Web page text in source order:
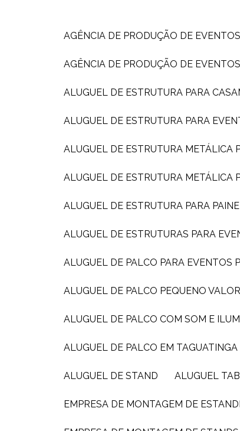
AGÊNCIA DE PRODUÇÃO DE EVENTOS
AGÊNCIA DE PRODUÇÃO DE
ALUGUEL DE ESTRUTURA PARA
ALUGUEL DE ESTRUTURA PARA
ALUGUEL DE ESTRUTURA METÁLICA
ALUGUEL DE ESTRUTURA
ALUGUEL DE ESTRUTURA PARA
ALUGUEL DE ESTRUTURAS PARA
ALUGUEL DE PALCO PARA EVENTOS
ALUGUEL DE PALCO PEQUENO VALOR
ALUGUEL DE PALCO COM SOM E
ALUGUEL DE PALCO EM TAGUATINGA
ALUGUEL DE STAND ALUGUEL
EMPRESA DE MONTAGEM DE